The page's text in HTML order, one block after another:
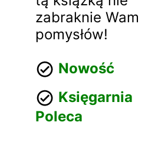
zabraknie Wam
pomysłów!
Nowość
Księgarnia
Poleca